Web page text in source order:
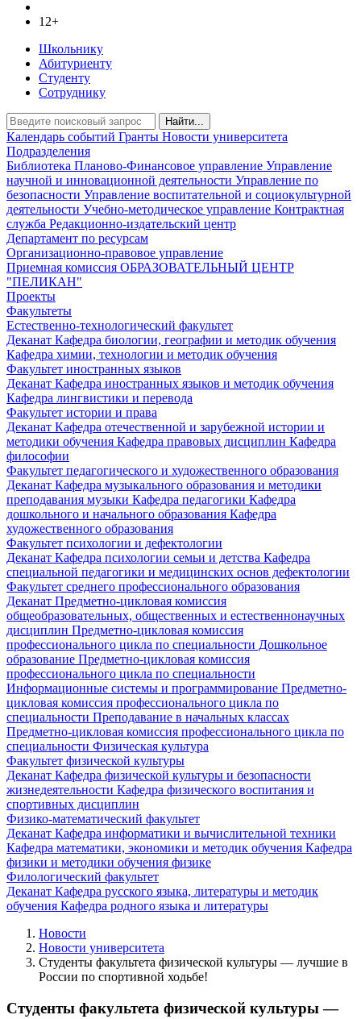
12+
Школьнику
Абитуриенту
Студенту
Сотруднику
Найти...
Календарь событий Гранты Новости университета
Подразделения
Библиотека Планово-Финансовое управление Управление
научной и инновационной деятельности Управление по
безопасности Управление воспитательной и социокультурной
деятельности Учебно-методическое управление Контрактная
служба Редакционно-издательский центр
Департамент по ресурсам
Организационно-правовое управление
Приемная комиссия ОБРАЗОВАТЕЛЬНЫЙ ЦЕНТР
"ПЕЛИКАН"
Проекты
Факультеты
Естественно-технологический факультет
Деканат Кафедра биологии, географии и методик обучения
Кафедра химии, технологии и методик обучения
Факультет иностранных языков
Деканат Кафедра иностранных языков и методик обучения
Кафедра лингвистики и перевода
Факультет истории и права
Деканат Кафедра отечественной и зарубежной истории и
методики обучения Кафедра правовых дисциплин Кафедра
философии
Факультет педагогического и художественного образования
Деканат Кафедра музыкального образования и методики
преподавания музыки Кафедра педагогики Кафедра
дошкольного и начального образования Кафедра
художественного образования
Факультет психологии и дефектологии
Деканат Кафедра психологии семьи и детства Кафедра
специальной педагогики и медицинских основ дефектологии
Факультет среднего профессионального образования
Деканат Предметно-цикловая комиссия
общеобразовательных, общественных и естественнонаучных
дисциплин Предметно-цикловая комиссия
профессионального цикла по специальности Дошкольное
образование Предметно-цикловая комиссия
профессионального цикла по специальности
Информационные системы и программирование Предметно-
цикловая комиссия профессионального цикла по
специальности Преподавание в начальных классах
Предметно-цикловая комиссия профессионального цикла по
специальности Физическая культура
Факультет физической культуры
Деканат Кафедра физической культуры и безопасности
жизнедеятельности Кафедра физического воспитания и
спортивных дисциплин
Физико-математический факультет
Деканат Кафедра информатики и вычислительной техники
Кафедра математики, экономики и методик обучения Кафедра
физики и методики обучения физике
Филологический факультет
Деканат Кафедра русского языка, литературы и методик
обучения Кафедра родного языка и литературы
Новости
Новости университета
Студенты факультета физической культуры — лучшие в
России по спортивной ходьбе!
Студенты факультета физической культуры —